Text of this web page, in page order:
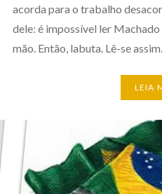
acorda para o trabalho
dele: é impossível ler
mão. Então, labuta. Lê-se
LEIA